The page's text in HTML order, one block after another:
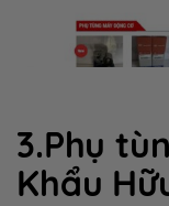
3.Phụ
Khẩu